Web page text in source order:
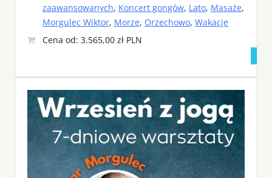
zaawansowanych, Koncert gongów, Lato, Masaże,
Morgulec Wiktor, Morze, Orzechowo, Wakacje
Cena od: 3.565,00 zł PLN